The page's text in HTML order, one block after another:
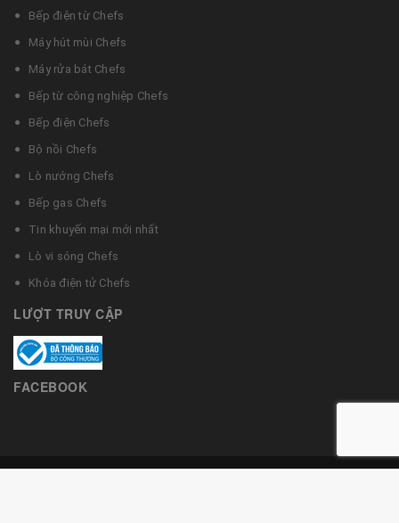
Bếp điện từ Chefs
Máy hút mùi Chefs
Máy rửa bát Chefs
Bếp từ công nghiệp Chefs
Bếp điện Chefs
Bộ nồi Chefs
Lò nướng Chefs
Bếp gas Chefs
Tin khuyến mại mới nhất
Lò vi sóng Chefs
Khóa điện tử Chefs
LƯỢT TRUY CẬP
FACEBOOK